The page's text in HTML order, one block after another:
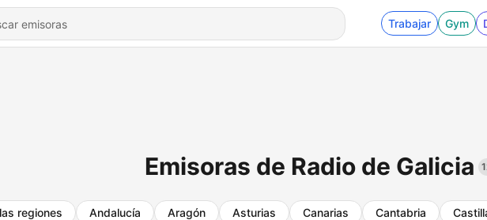
Trabajar Gym
Emisoras de Radio de Galicia
regiones Andalucía Aragón Asturias Canarias Cantabria